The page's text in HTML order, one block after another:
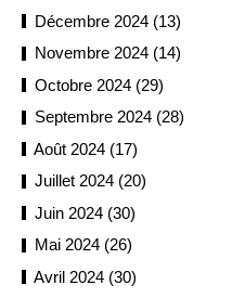
Décembre 2024 (13)
Novembre 2024 (14)
Octobre 2024 (29)
Septembre 2024 (28)
Août 2024 (17)
Juillet 2024 (20)
Juin 2024 (30)
Mai 2024 (26)
Avril 2024 (30)